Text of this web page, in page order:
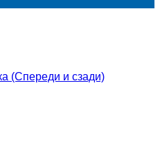
(Спереди и сзади)